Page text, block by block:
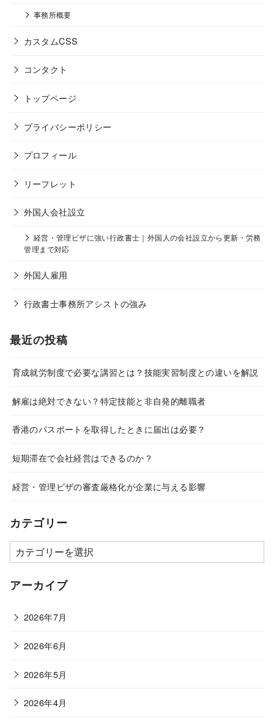
事務所概要
カスタムCSS
コンタクト
トップページ
プライバシーポリシー
プロフィール
リーフレット
外国人会社設立
経営・管理ビザに強い行政書士｜外国人の会社設立から更新・労務
管理まで対応
外国人雇用
行政書士事務所アシストの強み
最近の投稿
育成就労制度で必要な講習とは？技能実習制度との違いを解説
解雇は絶対できない？特定技能と非自発的離職者
香港のパスポートを取得したときに届出は必要？
短期滞在で会社経営はできるのか？
経営・管理ビザの審査厳格化が企業に与える影響
カテゴリー
カ
テ
ゴ
ー
アーカイブ
2026年7月
2026年6月
2026年5月
2026年4月